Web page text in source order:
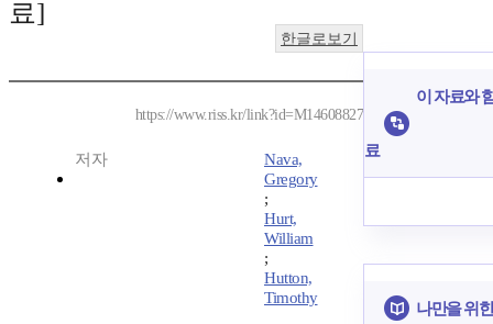
료]
한글로보기
https://www.riss.kr/link?id=M14608827
저자
Nava,
Gregory
;
Hurt,
William
;
Hutton,
Timothy
이 자료와
료
나만을 위